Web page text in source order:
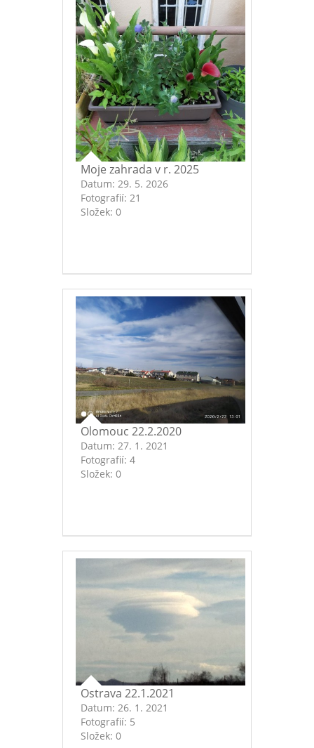
Moje zahrada v r. 2025
Datum: 29. 5. 2026
Fotografií: 21
Složek: 0
Olomouc 22.2.2020
Datum: 27. 1. 2021
Fotografií: 4
Složek: 0
Ostrava 22.1.2021
Datum: 26. 1. 2021
Fotografií: 5
Složek: 0